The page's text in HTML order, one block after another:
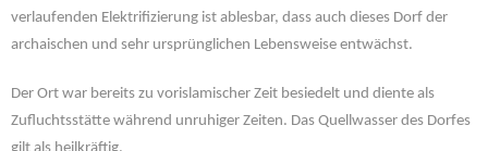
verlaufenden Elektrifizierung ist ablesbar, dass auch dieses Dorf der
archaischen und sehr ursprünglichen Lebensweise entwächst.
Der Ort war bereits zu vorislamischer Zeit besiedelt und diente als
Zufluchtsstätte während unruhiger Zeiten. Das Quellwasser des Dorfes